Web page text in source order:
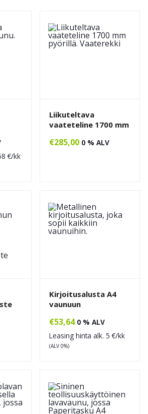
€/kk
Liikuteltava
vaateteline 1700 mm
€285,00 0 % ALV
Kirjoitusalusta A4
vaunuun
€53,64 0 % ALV
Leasing hinta alk. 5 €/kk
(ALV 0%)